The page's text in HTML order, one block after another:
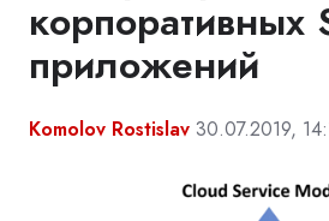
корпоративных
приложений
Komolov Rostislav 30.07.2019,